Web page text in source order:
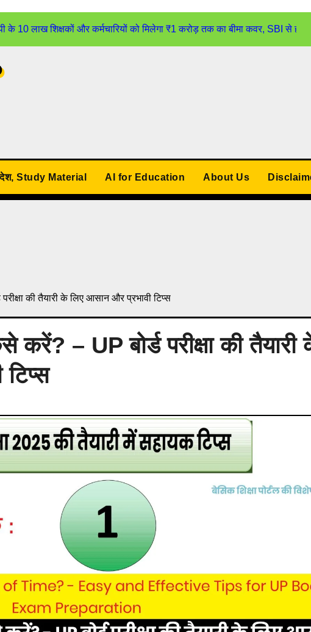
लाख शिक्षकों और कर्मचारियों को मिलेगा ₹1 करोड़ तक का बीमा कवर, SBI से होगा
Study Material AI for Education About Us
की तैयारी के लिए आसान और प्रभावी टिप्स
– UP बोर्ड परीक्षा की तैयारी